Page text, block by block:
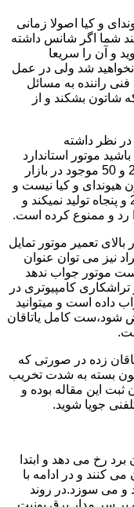
و کیا اصولا زمانی
شما اگر شانس داشته
و آن را سریعا
شد ولی در عمل
راننده به مسائل
شاتون بشکند و از
در نظر داشته
موتور استاندارد
تعمیر شود،باید تعویض گردد،یاتاقان های 25 و 50 موجود در بازار
هیوندای و کیا نیست و
اصولا این خودروساز به هیچ وجه یاتاقان 25 و پنجاه تولید نمیکند و
رد و ممنوع کرده است.
تعمیر موتور تمایل
نیز می توان عنوان
موتور جواب ندهد
کامپیوتری در
داده است و میتوانید
شود،ست کامل یاتاقان
زده در صورتی که
تا سی ملیون بسته به شدت تخریب
ثبت این مقاله بوده و
جویا شوید.
رخ می دهد و ابتدا
کنند و در ادامه با
می سوزد.در روند
بر سر مدار برق یونیت